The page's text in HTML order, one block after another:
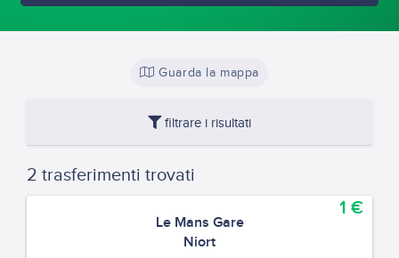
Guarda la mappa
filtrare i risultati
2 trasferimenti trovati
Le Mans Gare
Niort
1 €